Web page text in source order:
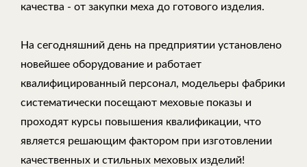
качества - от закупки меха до готового изделия.
На сегодняшний день на предприятии установлено
новейшее оборудование и работает
квалифицированный персонал, модельеры фабрики
систематически посещают меховые показы и
проходят курсы повышения квалификации, что
является решающим фактором при изготовлении
качественных и стильных меховых изделий!